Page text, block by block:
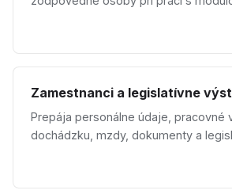
Zamestnanci a legislatívne
Prepája personálne údaje, pracovné
dochádzku, mzdy, dokumenty a